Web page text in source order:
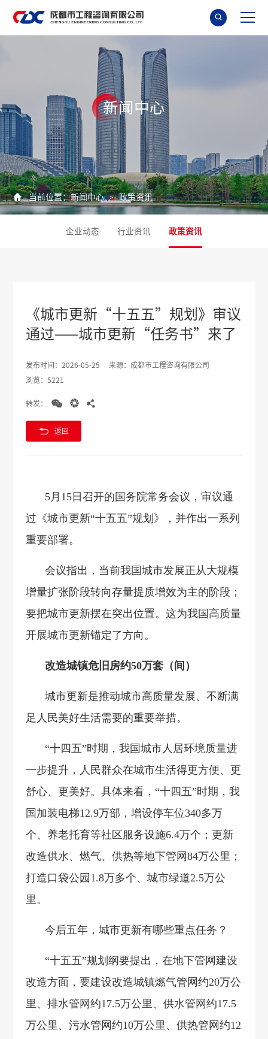

新闻 中心
 当前位置：新闻中心 > 政策资讯
企业动态 行业资讯 政策资讯
《城市更新“十五五”规划》审议
通过——城市更新“任务书”来了
发布时间：2026-05-25 来源：成都市工程咨询有限公司
浏览：5221
转发：   
 返回
5月15日召开的国务院常务会议，审议通
过《城市更新“十五五”规划》，并作出一系列
重要部署。
会议指出，当前我国城市发展正从大规模
增量扩张阶段转向存量提质增效为主的阶段；
要把城市更新摆在突出位置。这为我国高质量
开展城市更新锚定了方向。
改造城镇危旧房约50万套（间）
城市更新是推动城市高质量发展、不断满
足人民美好生活需要的重要举措。
“十四五”时期，我国城市人居环境质量进
一步提升，人民群众在城市生活得更方便、更
舒心、更美好。具体来看，“十四五”时期，我
国加装电梯12.9万部，增设停车位340多万
个、养老托育等社区服务设施6.4万个；更新
改造供水、燃气、供热等地下管网84万公里；
打造口袋公园1.8万多个、城市绿道2.5万公
里。
今后五年，城市更新有哪些重点任务？
“十五五”规划纲要提出，在地下管网建设
改造方面，要建设改造城镇燃气管网约20万公
里、排水管网约17.5万公里、供水管网约17.5
万公里、污水管网约10万公里、供热管网约12